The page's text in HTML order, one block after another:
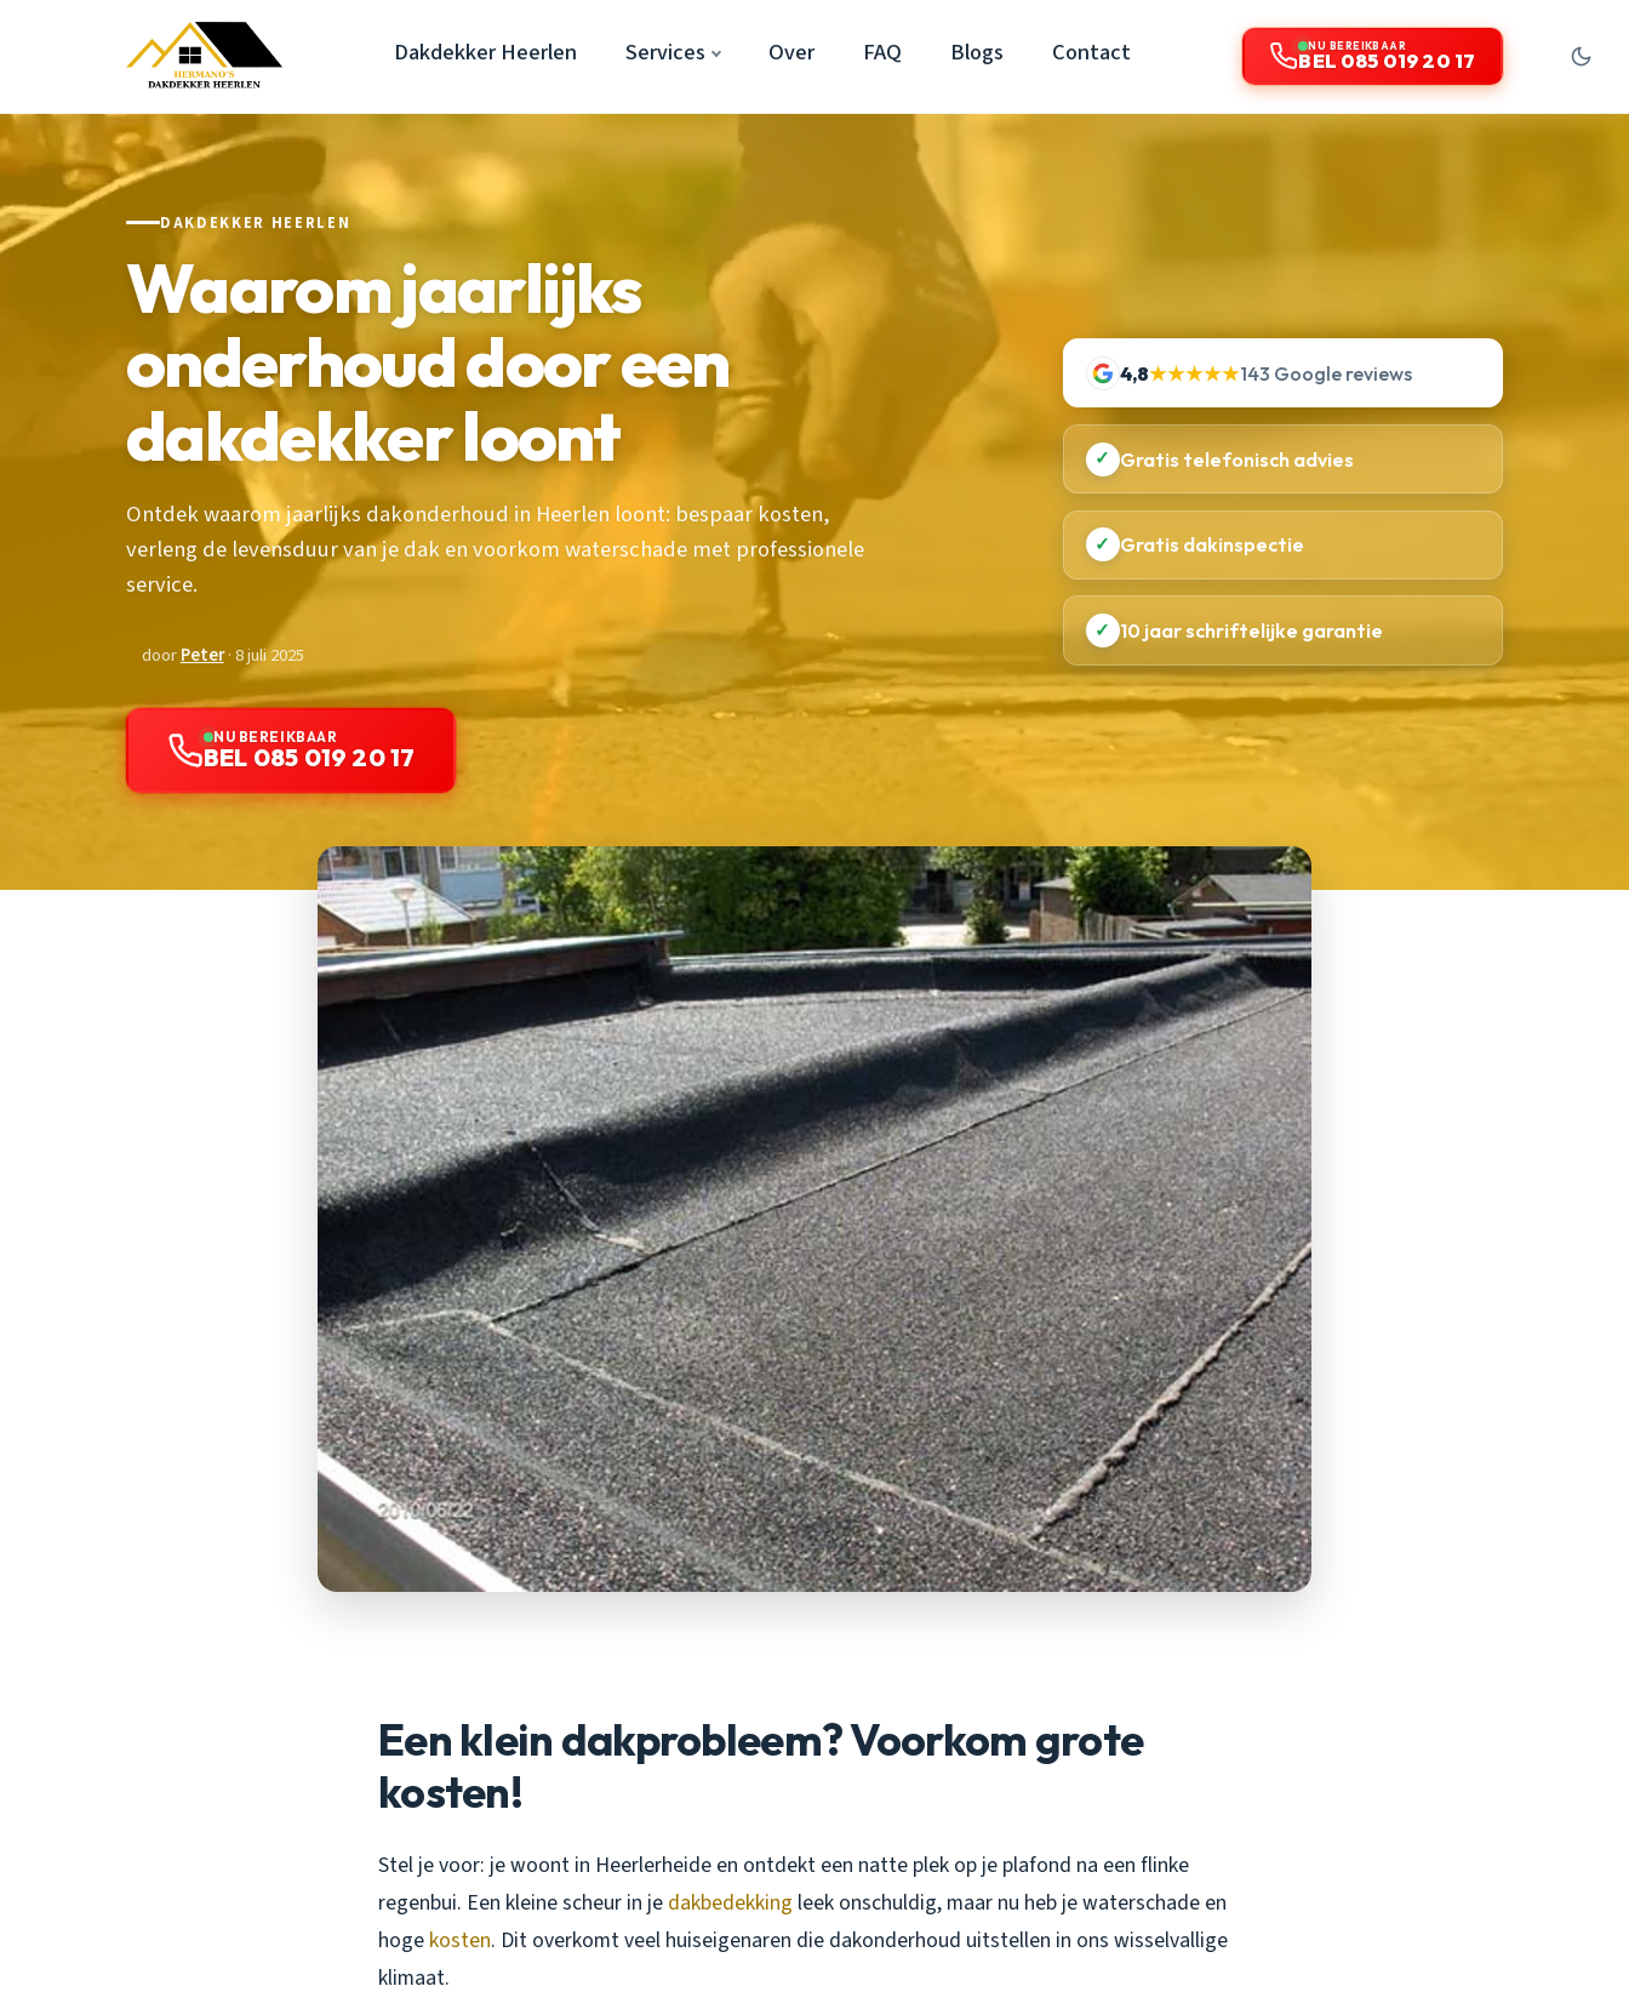
Dakdekker Heerlen Services Over FAQ Blogs Contact NU BEREIKBAAR
BEL 085 019 20 17
DAKDEKKER HEERLEN
Waarom jaarlijks
onderhoud door een
dakdekker loont
Ontdek waarom jaarlijks dakonderhoud in Heerlen loont: bespaar kosten,
verleng de levensduur van je dak en voorkom waterschade met professionele
service.
doorPeter· 8 juli 2025
NU BEREIKBAAR
BEL 085 019 20 17
4,8★★★★★143 Google reviews
✓ Gratis telefonisch advies
✓ Gratis dakinspectie
✓ 10 jaar schriftelijke garantie
Een klein dakprobleem? Voorkom grote
kosten!
Stel je voor: je woont in Heerlerheide en ontdekt een natte plek op je plafond na een flinke
regenbui. Een kleine scheur in je dakbedekking leek onschuldig, maar nu heb je waterschade en
hoge kosten. Dit overkomt veel huiseigenaren die dakonderhoud uitstellen in ons wisselvallige
klimaat.